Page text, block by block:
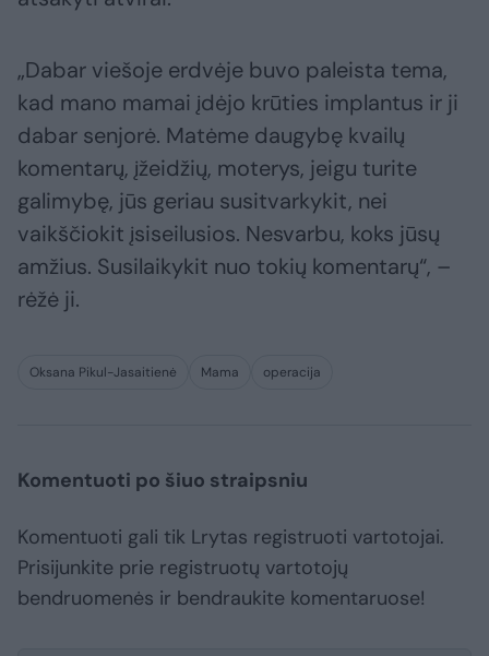
„Dabar viešoje erdvėje buvo paleista tema,
kad mano mamai įdėjo krūties implantus ir ji
dabar senjorė. Matėme daugybę kvailų
komentarų, įžeidžių, moterys, jeigu turite
galimybę, jūs geriau susitvarkykit, nei
vaikščiokit įsiseilusios. Nesvarbu, koks jūsų
amžius. Susilaikykit nuo tokių komentarų“, –
rėžė ji.
Oksana Pikul-Jasaitienė Mama operacija
Komentuoti po šiuo straipsniu
Komentuoti gali tik Lrytas registruoti vartotojai.
Prisijunkite prie registruotų vartotojų
bendruomenės ir bendraukite komentaruose!